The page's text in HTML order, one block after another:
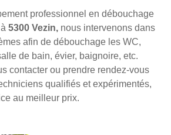
professionnel en débouchage
5300 Vezin, nous intervenons dans
afin de débouchage les WC,
de bain, évier, baignoire, etc.
contacter ou prendre rendez-vous
qualifiés et expérimentés,
au meilleur prix.